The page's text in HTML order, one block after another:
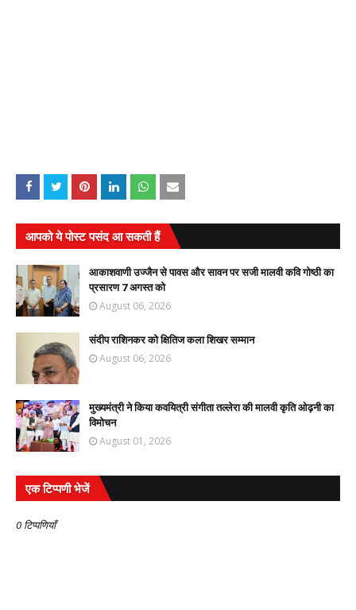
आपको ये पोस्ट पसंद आ सकती हैं
आकाशवाणी उज्जैन से पावस और सावन पर सजी मालवी कवि गोष्ठी का
प्रसारण 7 अगस्त को
August 06, 2026
संदीप राशिनकर को क्षितिज कला शिखर सम्मान
August 06, 2026
मुख्यमंत्री ने किया कवयित्री संगीता तल्लेरा की मालवी कृति ओढ़नी का
विमोचन
August 01, 2026
एक टिप्पणी भेजें
0 टिप्पणियाँ